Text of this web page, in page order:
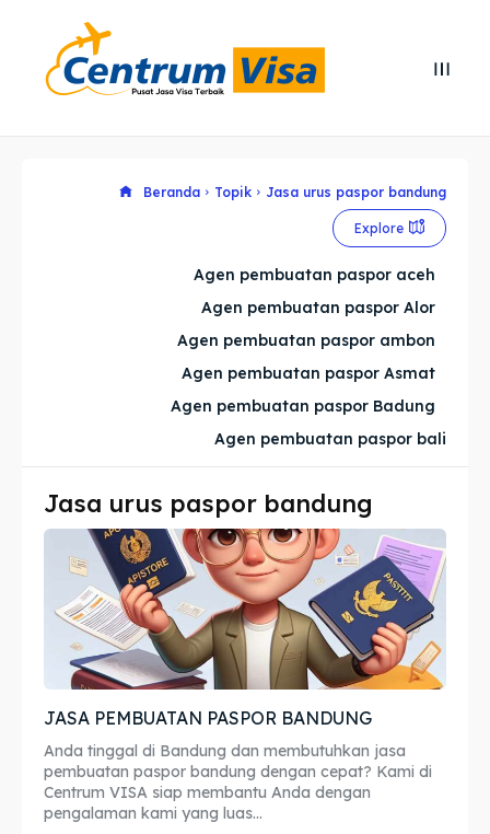
Cari
Cari
Explore our destinations
Imta
Legalisir
Apostille
Penerjemah
Asuransi
Blog
Explore our destinations
Imta
Legalisir
Apostille
Penerjemah
Asuransi
Blog
Beranda Topik Jasa urus paspor bandung
Explore
Agen pembuatan paspor aceh
Agen pembuatan paspor Alor
Agen pembuatan paspor ambon
Agen pembuatan paspor Asmat
Agen pembuatan paspor Badung
Agen pembuatan paspor bali
Jasa urus paspor bandung
JASA PEMBUATAN PASPOR BANDUNG
Anda tinggal di Bandung dan membutuhkan jasa
pembuatan paspor bandung dengan cepat? Kami di
Centrum VISA siap membantu Anda dengan
pengalaman kami yang luas...